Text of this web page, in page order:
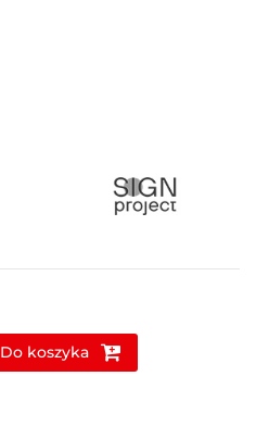
Do koszyka